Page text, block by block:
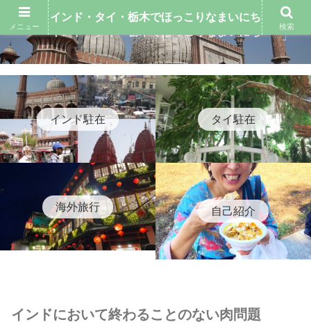
インド駐在 タイ駐在
海外旅行 自己紹介
インドにおいて終わることのない肉問題
メニュー
インド・タイ・栃木でほっこりなまいにち
検索